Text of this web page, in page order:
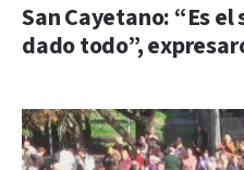
San Cayetano: “Es
dado todo”,